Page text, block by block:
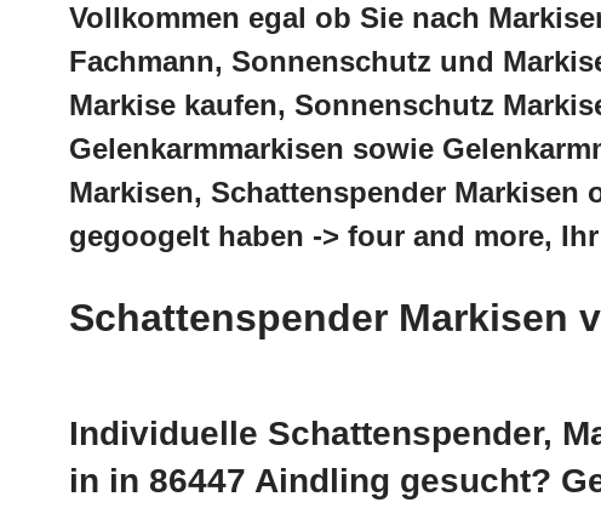
Vollkommen egal ob Sie nach
Fachmann, Sonnenschutz und
Markise kaufen, Sonnenschutz
Gelenkarmmarkisen sowie
Markisen, Schattenspender Markisen
gegoogelt haben -> four and more,
Schattenspender Markisen
Individuelle Schattenspender,
in in 86447 Aindling gesucht?